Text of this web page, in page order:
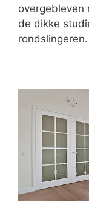
overgebleven
de dikke
rondslingeren.